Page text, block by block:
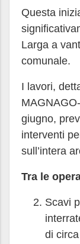
Questa
Larga a
comunale.
I lavori,
giugno,
interventi
sull’intera
Tra le
Scavi
di